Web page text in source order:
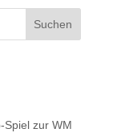
Suchen
Spiel zur WM